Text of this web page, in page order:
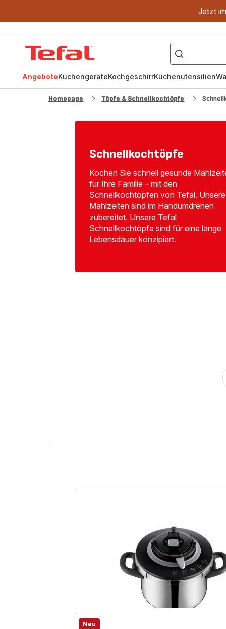
Jetzt
["OptiGrill","Easy
Fry","Pfanne"]
AngeboteKüchengeräteKochgeschirrKüchenutensilien
Homepage Töpfe & Schnellkochtöpfe
Schnellkochtöpfe
Kochen Sie schnell gesunde
für Ihre Familie – mit den
Schnellkochtöpfen von Tefal. Unsere
Mahlzeiten sind im Handumdrehen
zubereitet. Unsere Tefal
Schnellkochtöpfe sind für eine lange
Lebensdauer konzipiert.
Neu